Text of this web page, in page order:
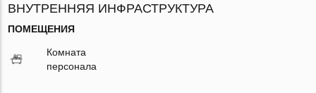
ВНУТРЕННЯЯ ИНФРАСТРУКТУРА
ПОМЕЩЕНИЯ
Комната
персонала